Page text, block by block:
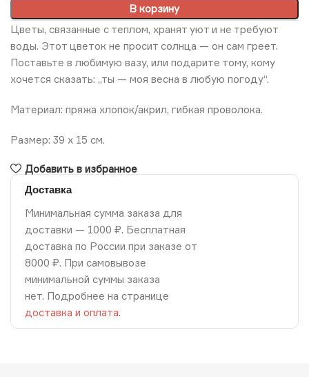
В корзину
Цветы, связанные с теплом, хранят уют и не требуют
воды. Этот цветок не просит солнца — он сам греет.
Поставьте в любимую вазу, или подарите тому, кому
хочется сказать: „ты — моя весна в любую погоду“.
Материал: пряжа хлопок/акрил, гибкая проволока.
Размер: 39 х 15 см.
Добавить в избранное
Доставка
Минимальная сумма заказа для
доставки — 1000 ₽. Бесплатная
доставка по России при заказе от
8000 ₽. При самовывозе
минимальной суммы заказа
нет. Подробнее на странице
доставка и оплата.